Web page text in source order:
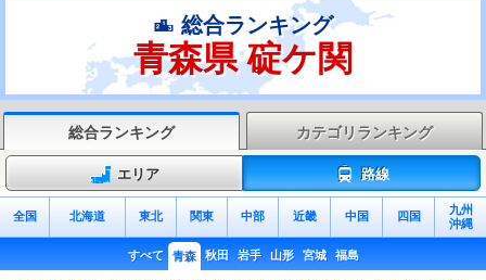
総合ランキング
青森県 碇ケ関
総合ランキング カテゴリランキング
エリア 路線
全国 北海道 東北 関東 中部 近畿 中国 四国
九州
沖縄
すべて 青森 秋田 岩手 山形 宮城 福島